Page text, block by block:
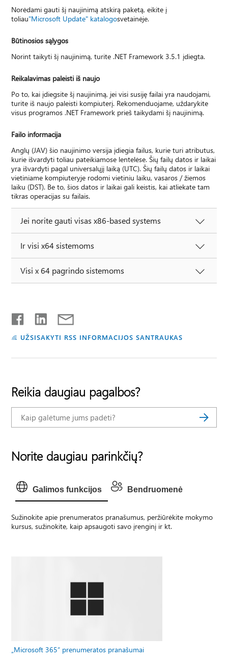
Norėdami gauti šį naujinimą atskirą paketą, eikite į
toliau"Microsoft Update" katalogosvetainėje.
Būtinosios sąlygos
Norint taikyti šį naujinimą, turite .NET Framework 3.5.1 įdiegta.
Reikalavimas paleisti iš naujo
Po to, kai įdiegsite šį naujinimą, jei visi susiję failai yra naudojami,
turite iš naujo paleisti kompiuterį. Rekomenduojame, uždarykite
visus programos .NET Framework prieš taikydami šį naujinimą.
Failo informacija
Anglų (JAV) šio naujinimo versija įdiegia failus, kurie turi atributus,
kurie išvardyti toliau pateikiamose lentelėse. Šių failų datos ir laikai
yra išvardyti pagal universalųjį laiką (UTC). Šių failų datos ir laikai
vietiniame kompiuteryje rodomi vietiniu laiku, vasaros / žiemos
laiku (DST). Be to, šios datos ir laikai gali keistis, kai atliekate tam
tikras operacijas su failais.
Jei norite gauti visas x86-based systems
Ir visi x64 sistemoms
Visi x 64 pagrindo sistemoms
UŽSISAKYTI RSS INFORMACIJOS SANTRAUKAS
Reikia daugiau pagalbos?
Norite daugiau parinkčių?
Galimos funkcijos Bendruomenė
Sužinokite apie prenumeratos pranašumus, peržiūrėkite mokymo
kursus, sužinokite, kaip apsaugoti savo įrenginį ir kt.
„Microsoft 365“ prenumeratos pranašumai